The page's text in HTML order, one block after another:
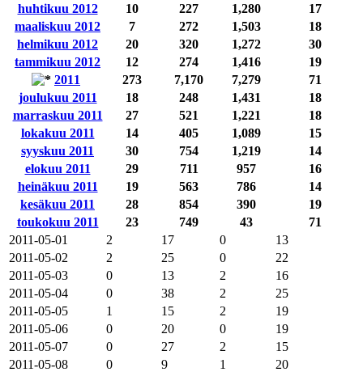
huhtikuu 2012
10 227 1,280
17
maaliskuu 2012
7 272 1,503
18
helmikuu 2012
20 320 1,272
30
tammikuu 2012
12 274 1,416
19
2011
273 7,170 7,279
71
joulukuu 2011
18 248 1,431
18
marraskuu 2011
27 521 1,221
18
lokakuu 2011
14 405 1,089
15
syyskuu 2011
30 754 1,219
14
elokuu 2011
29 711 957
16
heinäkuu 2011
19 563 786
14
kesäkuu 2011
28 854 390
19
toukokuu 2011
23 749 43
71
2011-05-01
2 17 0
13
2011-05-02
2 25 0
22
2011-05-03
0 13 2
16
2011-05-04
0 38 2
25
2011-05-05
1 15 2
19
2011-05-06
0 20 0
19
2011-05-07
0 27 2
15
2011-05-08
0 9 1
20